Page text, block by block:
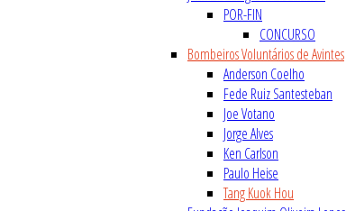
POR-FIN
CONCURSO
Bombeiros Voluntários de Avintes
Anderson Coelho
Fede Ruiz Santesteban
Joe Votano
Jorge Alves
Ken Carlson
Paulo Heise
Tang Kuok Hou